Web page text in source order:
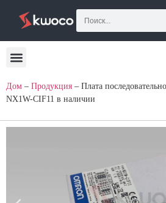
Дом – Продукция – Плата
NX1W-CIF11 в наличии